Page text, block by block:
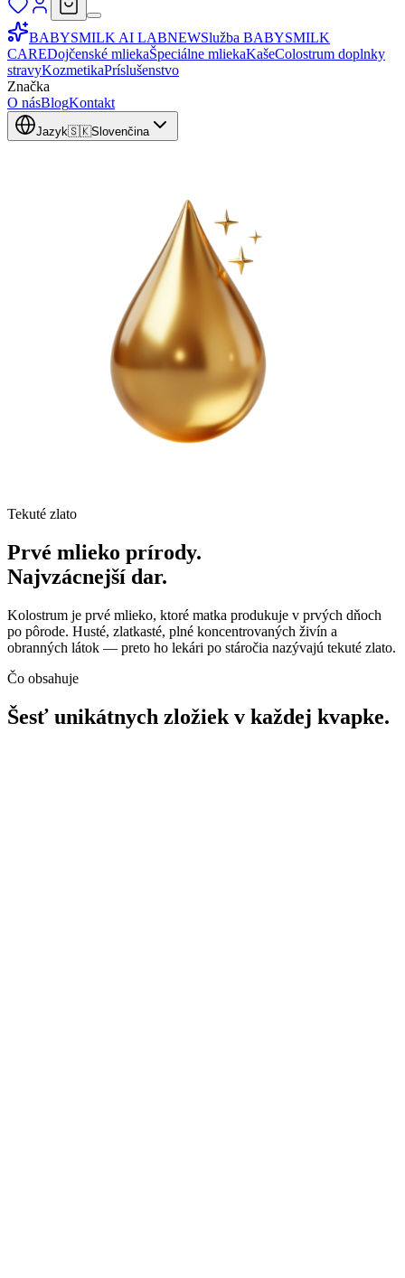
BABYSMILK AI LABNEWSlužba BABYSMILK
CAREDojčenské mliekaŠpeciálne mliekaKašeColostrum doplnky
stravyKozmetikaPríslušenstvo
Značka
O násBlogKontakt
Jazyk🇸🇰Slovenčina
Tekuté zlato
Prvé mlieko prírody.
Najvzácnejší dar.
Kolostrum je prvé mlieko, ktoré matka produkuje v prvých dňoch
po pôrode. Husté, zlatkasté, plné koncentrovaných živín a
obranných látok — preto ho lekári po stáročia nazývajú tekuté zlato.
Čo obsahuje
Šesť unikátnych zložiek v každej kvapke.